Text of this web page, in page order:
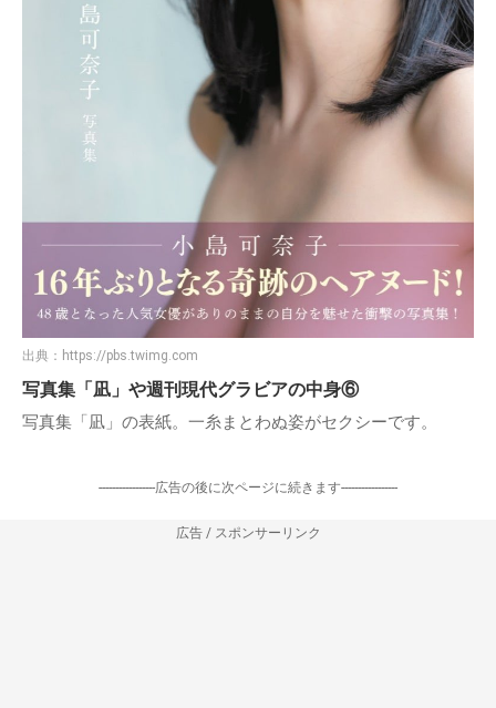
出典： https://pbs.twimg.com
写真集「凪」や週刊現代グラビアの中身⑥
写真集「凪」の表紙。一糸まとわぬ姿がセクシーです。
-----------------広告の後に次ページに続きます-----------------
広告 / スポンサーリンク